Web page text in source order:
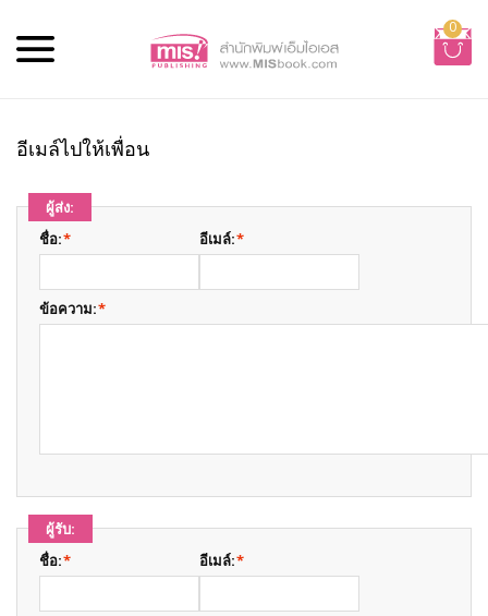
0
อีเมล์ไปให้เพื่อน
ผู้ส่ง:
*
ชื่อ: *
อีเมล์:
*
ข้อความ:
ผู้รับ:
*
ชื่อ: *
อีเมล์: